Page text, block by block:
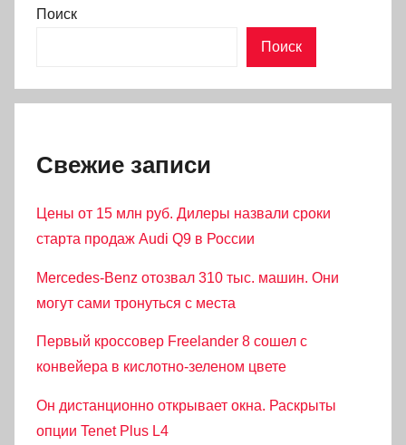
Поиск
Поиск
Свежие записи
Цены от 15 млн руб. Дилеры назвали сроки
старта продаж Audi Q9 в России
Mercedes-Benz отозвал 310 тыс. машин. Они
могут сами тронуться с места
Первый кроссовер Freelander 8 сошел с
конвейера в кислотно-зеленом цвете
Он дистанционно открывает окна. Раскрыты
опции Tenet Plus L4